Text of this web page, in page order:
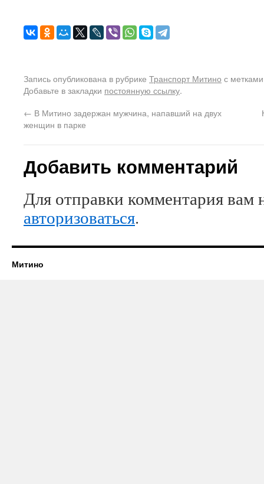
Запись опубликована в рубрике Транспорт Митино с
Добавьте в закладки постоянную ссылку.
← В Митино задержан мужчина, напавший на двух
женщин в парке
Добавить комментарий
Для отправки комментария вам
авторизоваться.
Митино